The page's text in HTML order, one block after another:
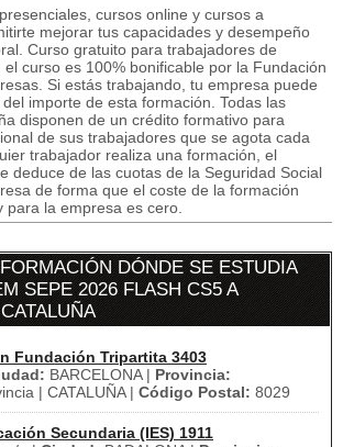
cursos online y cursos a
mejorar tus capacidades y desempeño
Curso gratuito para trabajadores de
curso es 100% bonificable por la Fundación
Si estás trabajando, tu empresa puede
importe de esta formación. Todas las
disponen de un crédito formativo para
de sus trabajadores que se agota cada
trabajador realiza una formación, el
deduce de las cuotas de la Seguridad Social
de forma que el coste de la formación
para la empresa es cero.
DÓNDE SE ESTUDIA
SEPE 2026 FLASH CS5 A
Fundación Tripartita 3403
BARCELONA | Provincia:
| CATALUÑA | Código Postal: 8029
Secundaria (IES) 1911